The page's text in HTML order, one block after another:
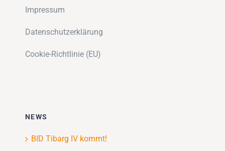
Impressum
Datenschutzerklärung
Cookie-Richtlinie (EU)
NEWS
BID Tibarg IV kommt!